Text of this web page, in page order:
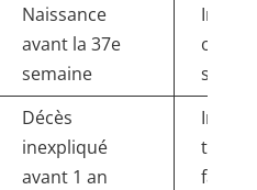
Naissance
avant la 37e
semaine
soins
Décès
inexpliqué
avant 1 an
Impact